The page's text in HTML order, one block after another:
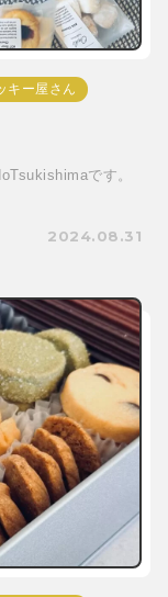
キー屋さん
です。
2024.08.31